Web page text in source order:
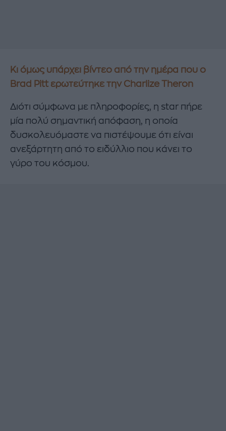
Κι όμως υπάρχει βίντεο από την ημέρα που ο
Brad Pitt ερωτεύτηκε την Charlize Theron
Διότι σύμφωνα με πληροφορίες, η star πήρε
μία πολύ σημαντική απόφαση, η οποία
δυσκολευόμαστε να πιστέψουμε ότι είναι
ανεξάρτητη από το ειδύλλιο που κάνει το
γύρο του κόσμου.